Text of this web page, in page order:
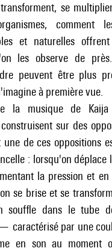
se
comment
et naturelles
les observe de
peuvent être plus
à première vue.
la musique de Kaija
sur des
de ces oppositions
: lorsqu'on déplace
la pression et
se brise et se
souffle dans le tube
caractérisé par une
en son au moment